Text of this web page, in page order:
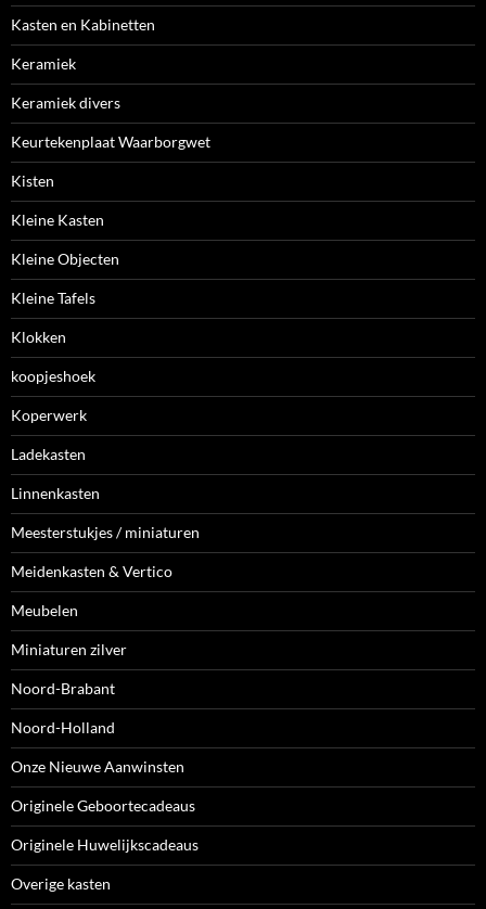
Kasten en Kabinetten
Keramiek
Keramiek divers
Keurtekenplaat Waarborgwet
Kisten
Kleine Kasten
Kleine Objecten
Kleine Tafels
Klokken
koopjeshoek
Koperwerk
Ladekasten
Linnenkasten
Meesterstukjes / miniaturen
Meidenkasten & Vertico
Meubelen
Miniaturen zilver
Noord-Brabant
Noord-Holland
Onze Nieuwe Aanwinsten
Originele Geboortecadeaus
Originele Huwelijkscadeaus
Overige kasten